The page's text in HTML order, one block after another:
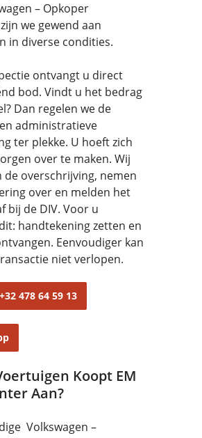
– Opkoper
we gewend aan
in diverse condities.
ontvangt u direct
bod. Vindt u het bedrag
Dan regelen we de
administratieve
ter plekke. U hoeft zich
over te maken. Wij
de overschrijving, nemen
over en melden het
bij de DIV. Voor u
handtekening zetten en
Eenvoudiger kan
niet verlopen.
478 64 59 13
Koopt EM
Aan?
Volkswagen –